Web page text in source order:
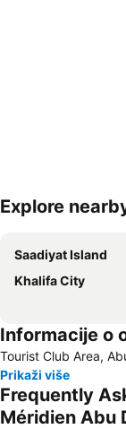
Explore
Saadiyat Island
Khalifa City
Informacije o
Tourist Club Area,
Prikaži više
Frequently
Méridien Abu